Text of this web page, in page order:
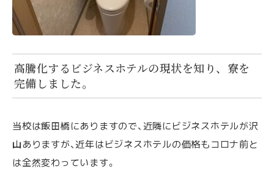
高騰化するビジネスホテルの現状を知り、寮を
完備しました。
当校は飯田橋にありますので、近隣にビジネスホテルが沢
山ありますが、近年はビジネスホテルの価格もコロナ前と
は全然変わっています。